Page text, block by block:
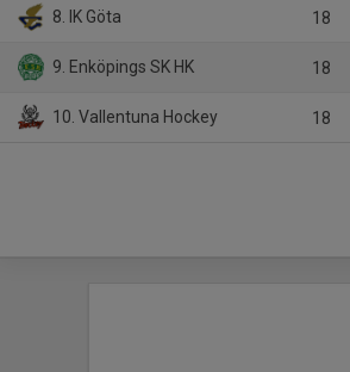
8. IK Göta 18
9. Enköpings SK HK 18
10. Vallentuna Hockey 18